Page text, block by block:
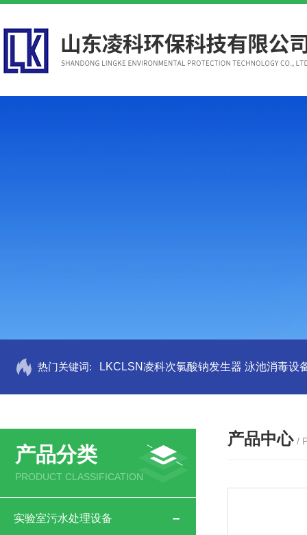
热门关键词: LKCLSN凌科次氯酸钠发生器 泳池消毒设
产品分类
PRODUCT CLASSIFICATION
实验室污水处理设备
产品中心 /